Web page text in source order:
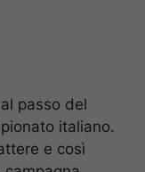
passo del
italiano.
e così